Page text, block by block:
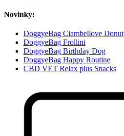
Novinky:
DoggyeBag Ciambellove Donut
DoggyeBag Frollini
DoggyeBag Birthday Dog
DoggyeBag Happy Routine
CBD VET Relax plus Snacks